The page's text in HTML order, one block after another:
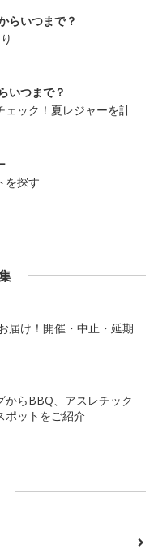
らいつまで？
いつまで？
ェック！夏レジャーを計
を探す
届け！開催・中止・延期
からBBQ、アスレチック
ポットをご紹介